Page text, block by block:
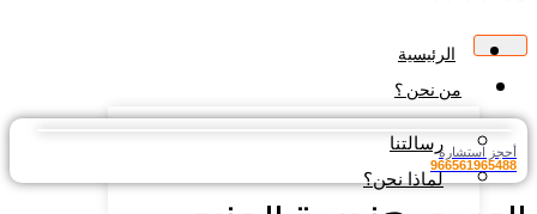
الرئيسية
من نحن ؟
رسالتنا
لماذا نحن؟
أحجز استشارة
966561965488